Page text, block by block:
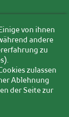
von ihnen
andere
zu
zulassen
Ablehnung
der Seite zur